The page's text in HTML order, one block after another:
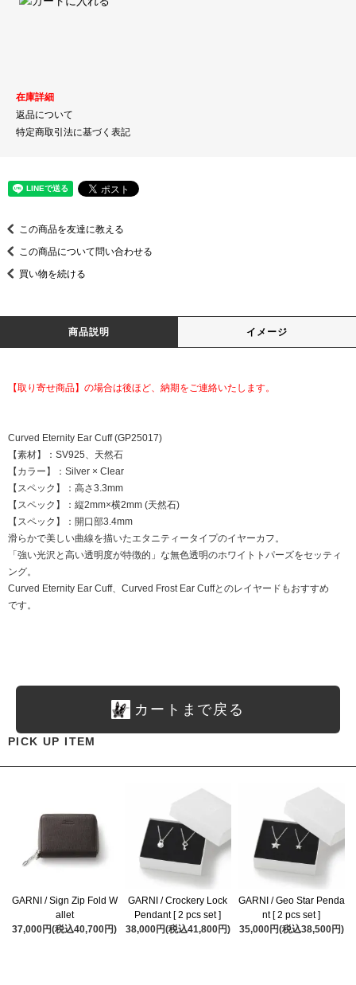
在庫詳細
返品について
特定商取引法に基づく表記
この商品を友達に教える
この商品について問い合わせる
買い物を続ける
商品説明 イメージ
【取り寄せ商品】の場合は後ほど、納期をご連絡いたします。
Curved Eternity Ear Cuff (GP25017)
【素材】：SV925、天然石
【カラー】：Silver × Clear
【スペック】：高さ3.3mm
【スペック】：縦2mm×横2mm (天然石)
【スペック】：開口部3.4mm
滑らかで美しい曲線を描いたエタニティータイプのイヤーカフ。
「強い光沢と高い透明度が特徴的」な無色透明のホワイトトパーズをセッティ
ング。
Curved Eternity Ear Cuff、Curved Frost Ear Cuffとのレイヤードもおすすめ
です。
カートまで戻る
PICK UP ITEM
GARNI / Sign Zip Fold W
allet
37,000円(税込40,700円)
GARNI / Crockery Lock
Pendant [ 2 pcs set ]
38,000円(税込41,800円)
GARNI / Geo Star Penda
nt [ 2 pcs set ]
35,000円(税込38,500円)